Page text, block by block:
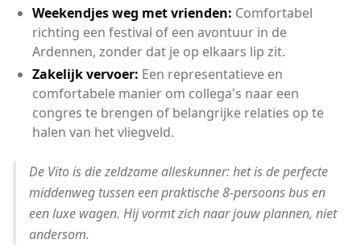
Weekendjes weg met vrienden: Comfortabel
richting een festival of een avontuur in de
Ardennen, zonder dat je op elkaars lip zit.
Zakelijk vervoer: Een representatieve en
comfortabele manier om collega's naar een
congres te brengen of belangrijke relaties op te
halen van het vliegveld.
De Vito is die zeldzame alleskunner: het is de perfecte
middenweg tussen een praktische 8-persoons bus en
een luxe wagen. Hij vormt zich naar jouw plannen, niet
andersom.